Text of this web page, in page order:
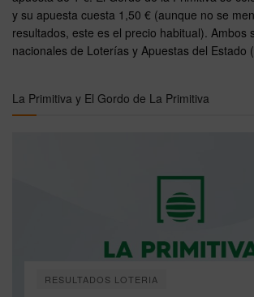
y su apuesta cuesta 1,50 € (aunque no se
resultados, este es el precio habitual). Ambos
nacionales de Loterías y Apuestas del Estado
La Primitiva y El Gordo de La Primitiva
RESULTADOS LOTERIA